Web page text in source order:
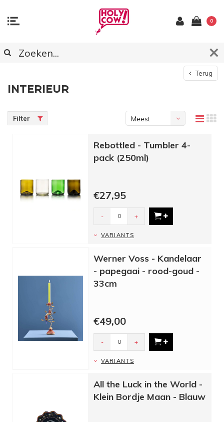
0
Terug
INTERIEUR
Filter
Meest
Rebottled - Tumbler 4-
pack (250ml)
€27,95
- +
VARIANTS
Werner Voss - Kandelaar
- papegaai - rood-goud -
33cm
€49,00
- +
VARIANTS
All the Luck in the World -
Klein Bordje Maan - Blauw